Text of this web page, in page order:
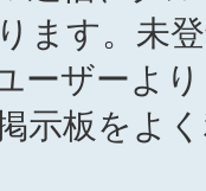
ます。未
ーザーよ
示板をよ